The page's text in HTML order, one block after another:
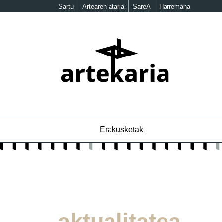
Sartu Artearen ataria SareA Harremana
Erakusketak